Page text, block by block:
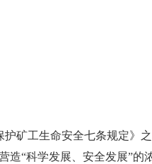
矿工生命安全七条规定》
造“科学发展、安全发展”的